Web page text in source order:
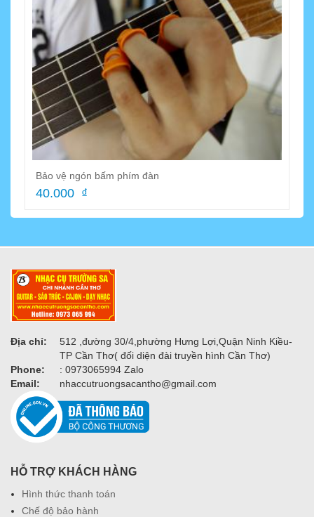
Bảo vệ ngón bấm phím đàn
40.000 ₫
Địa chỉ:
512 ,đường 30/4,phường Hưng Lợi,Quận Ninh Kiều-
TP Cần Thơ( đối diện đài truyền hình Cần Thơ)
Phone:
: 0973065994 Zalo
Email:
nhaccutruongsacantho@gmail.com
HỖ TRỢ KHÁCH HÀNG
Hình thức thanh toán
Chế độ bảo hành